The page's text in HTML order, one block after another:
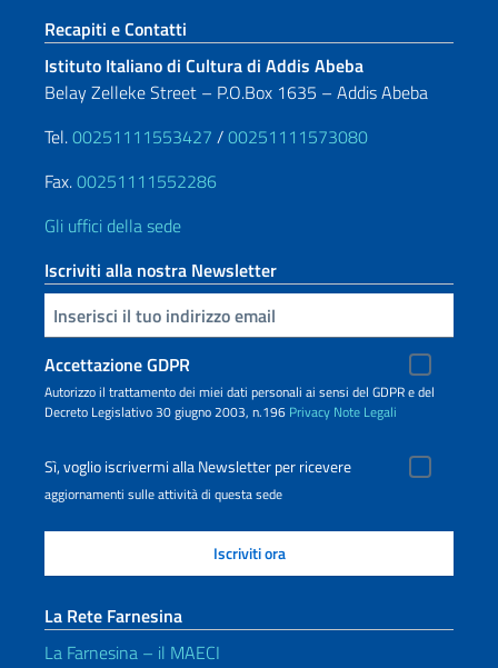
Sezione footer
Recapiti e Contatti
Istituto Italiano di Cultura di Addis Abeba
Belay Zelleke Street – P.O.Box 1635 – Addis Abeba
Tel.00251111553427 /00251111573080
Fax.00251111552286
Gli uffici della sede
Iscriviti alla nostra Newsletter
Inserisci la tua email
Accettazione GDPR
Autorizzo il trattamento dei miei dati personali ai sensi del GDPR e del
Decreto Legislativo 30 giugno 2003, n.196 Privacy Note Legali
Sì, voglio iscrivermi alla Newsletter per ricevere
aggiornamenti sulle attività di questa sede
La Rete Farnesina
La Farnesina – il MAECI